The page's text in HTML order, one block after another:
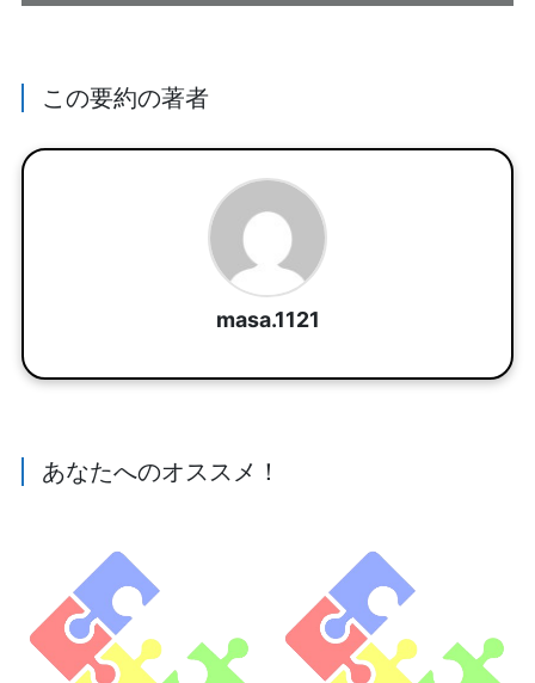
この要約の著者
masa.1121
あなたへのオススメ！